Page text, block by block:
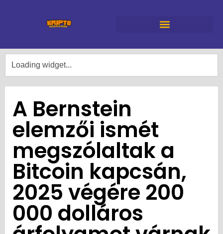
A Bernstein
elemzői ismét
megszólaltak a
Bitcoin kapcsán,
2025 végére 200
000 dolláros